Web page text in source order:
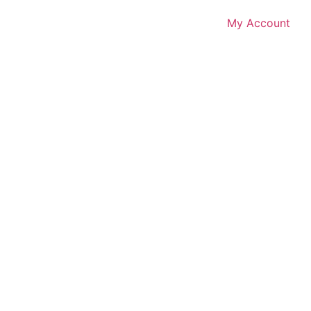
My Account